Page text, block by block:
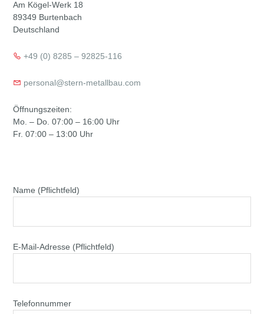
Am Kögel-Werk 18
89349 Burtenbach
Deutschland
+49 (0) 8285 – 92825-116
personal@stern-metallbau.com
Öffnungszeiten:
Mo. – Do. 07:00 – 16:00 Uhr
Fr. 07:00 – 13:00 Uhr
Name (Pflichtfeld)
E-Mail-Adresse (Pflichtfeld)
Telefonnummer